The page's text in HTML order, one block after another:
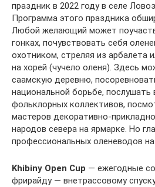
праздник в 2022 году в селе
Программа этого праздника
Любой желающий может
гонках, почувствовать себя
охотником, стреляя из арбалета
на хорей (чучело оленя). Здесь
саамскую деревню,
национальной борьбе, послушать
фольклорных коллективов,
мастеров декоративно-
народов севера на ярмарке. Но
профессиональных оленеводов
Khibiny Open Cup — ежегодные
фрирайду — внетрассовому